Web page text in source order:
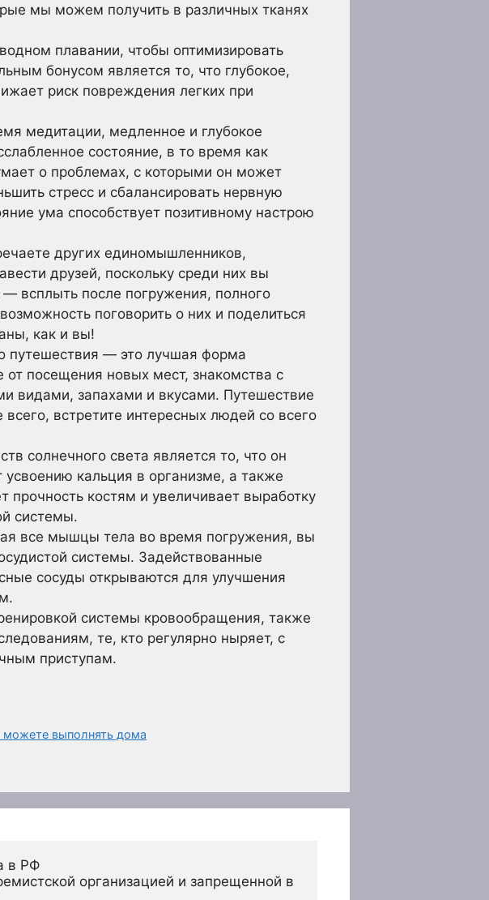
мы можем получить в различных тканях
плавании, чтобы оптимизировать
бонусом является то, что глубокое,
риск повреждения легких при
медитации, медленное и глубокое
состояние, в то время как
о проблемах, с которыми он может
стресс и сбалансировать нервную
ума способствует позитивному настрою
других единомышленников,
друзей, поскольку среди них вы
всплыть после погружения, полного
поговорить о них и поделиться
как и вы!
путешествия — это лучшая форма
посещения новых мест, знакомства с
видами, запахами и вкусами. Путешествие
встретите интересных людей со всего
солнечного света является то, что он
кальция в организме, а также
прочность костям и увеличивает выработку
системы.
все мышцы тела во время погружения, вы
системы. Задействованные
сосуды открываются для улучшения
системы кровообращения, также
те, кто регулярно ныряет, с
приступам.
выполнять дома
в РФ
организацией и запрещенной в